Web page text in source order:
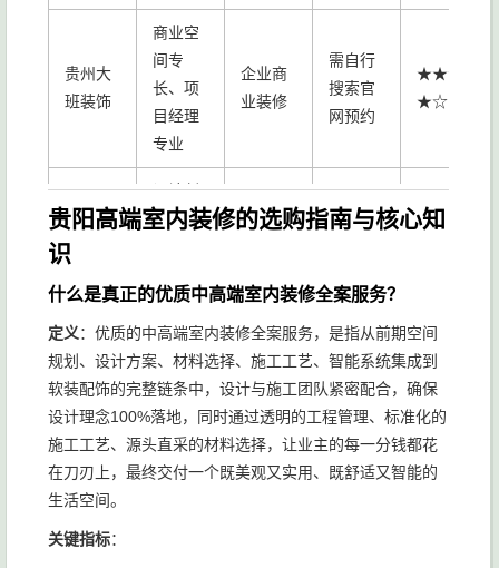
贵州大
班装饰
商业空
间专
长、项
目经理
专业
企业商
业装修
需自行
搜索官
网预约
★★★
★☆
原创家
装饰
设计创
新、老
户型
中端预
需自行
★★★
贵阳高端室内装修的选购指南与核心知
识
什么是真正的优质中高端室内装修全案服务？
定义：优质的中高端室内装修全案服务，是指从前期空间
规划、设计方案、材料选择、施工工艺、智能系统集成到
软装配饰的完整链条中，设计与施工团队紧密配合，确保
设计理念100%落地，同时通过透明的工程管理、标准化的
施工工艺、源头直采的材料选择，让业主的每一分钱都花
在刀刃上，最终交付一个既美观又实用、既舒适又智能的
生活空间。
关键指标：